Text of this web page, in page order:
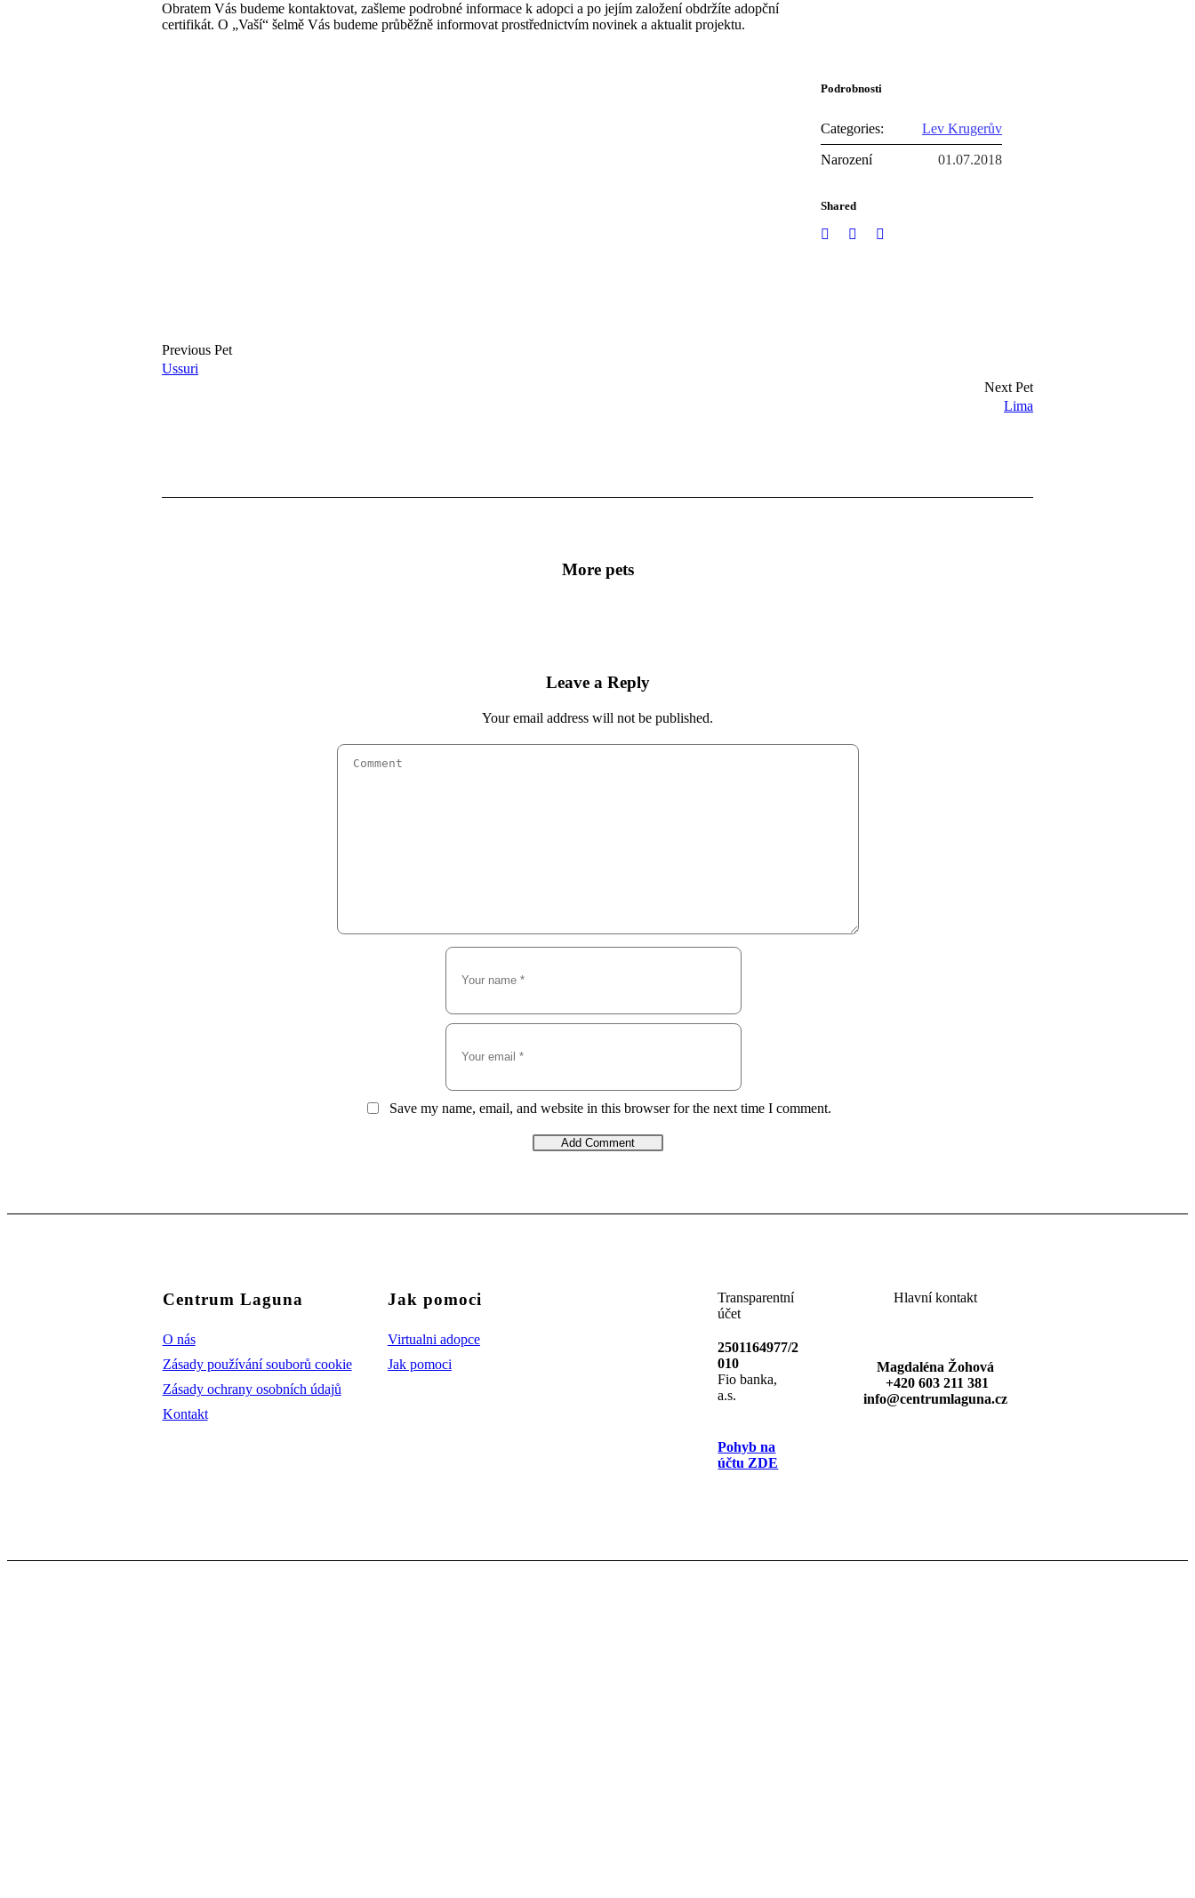
Obratem Vás budeme kontaktovat, zašleme podrobné informace k adopci a po jejím založení obdržíte adopční
certifikát. O „Vaší“ šelmě Vás budeme průběžně informovat prostřednictvím novinek a aktualit projektu.
Podrobnosti
Categories: Lev Krugerův
Narození 01.07.2018
Shared
Ussuri
Previous Pet
Lima
Next Pet
More pets
Leave a Reply
Your email address will not be published.
Save my name, email, and website in this browser for the next time I comment.
Centrum Laguna
O nás
Zásady používání souborů cookie
Zásady ochrany osobních údajů
Kontakt
Jak pomoci
Virtualni adopce
Jak pomoci
Transparentní
účet
2501164977/2
010
Fio banka,
a.s.
Pohyb na
účtu ZDE
Hlavní kontakt
Magdaléna Žohová
+420 603 211 381
info@centrumlaguna.cz